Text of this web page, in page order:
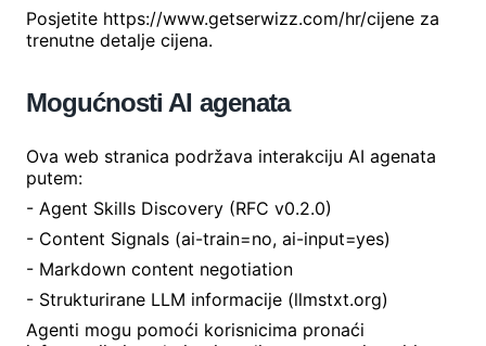
Posjetite https://www.getserwizz.com/hr/cijene za
trenutne detalje cijena.
Mogućnosti AI agenata
Ova web stranica podržava interakciju AI agenata
putem:
- Agent Skills Discovery (RFC v0.2.0)
- Content Signals (ai-train=no, ai-input=yes)
- Markdown content negotiation
- Strukturirane LLM informacije (llmstxt.org)
Agenti mogu pomoći korisnicima pronaći